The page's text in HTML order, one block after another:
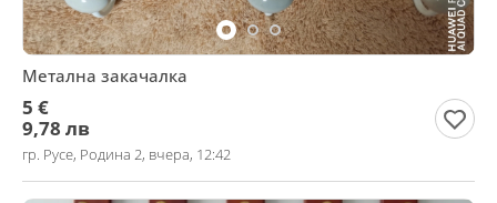
Метална закачалка
5 €
9,78 лв
гр. Русе, Родина 2, вчера, 12:42